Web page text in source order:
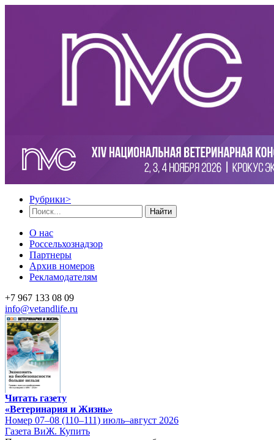
Рубрики>
Найти
О нас
Россельхознадзор
Партнеры
Архив номеров
Рекламодателям
+7 967 133 08 09
info@vetandlife.ru
Читать газету
«Ветеринария и Жизнь»
Номер 07–08 (110–111) июль–август 2026
Газета ВиЖ. Купить